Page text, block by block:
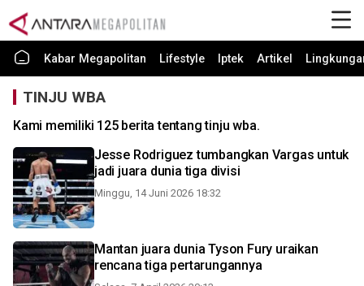
Kabar Megapolitan Lifestyle Iptek Artikel
TINJU WBA
Kami memiliki 125 berita tentang tinju wba.
Jesse Rodriguez tumbangkan Vargas untuk
jadi juara dunia tiga divisi
Minggu, 14 Juni 2026 18:32
Mantan juara dunia Tyson Fury uraikan
rencana tiga pertarungannya